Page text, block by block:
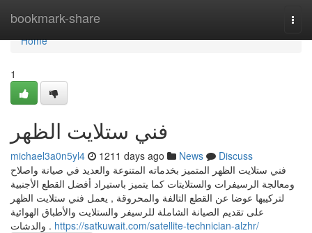
bookmark-share
Home
Home
1
فني ستلايت الظهر
michael3a0n5yl4 1211 days ago News
Discuss
فني ستلايت الظهر المتميز بخدماته المتنوعة والعديد في صيانة واصلاح
ومعالجة الرسيفرات والستلايتات كما يتميز باستيراد أفضل القطع الأجنبية
لتركيبها عوضا عن القطع التالفة والمحروقة , يعمل فني ستلايت الظهر
على تقديم الصيانة الشاملة للرسيفر والستلايت والأطباق الهوائية
والدشات . https://satkuwait.com/satellite-technician-alzhr/